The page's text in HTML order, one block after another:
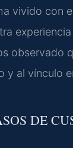
vivido con
observado
y al vínculo
DE